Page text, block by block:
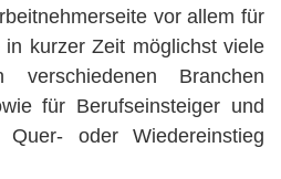
vor allem für
kurzer Zeit möglichst viele
verschiedenen Branchen
für Berufseinsteiger und
oder Wiedereinstieg